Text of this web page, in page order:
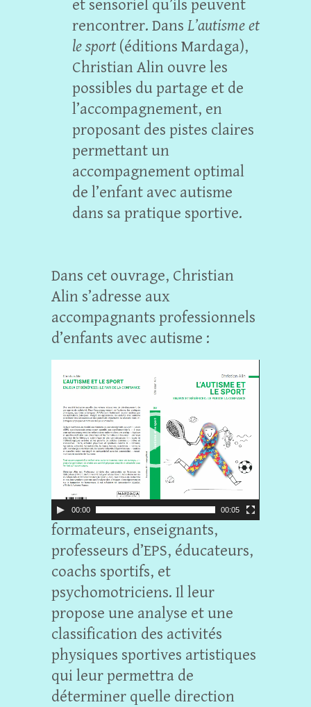
et sensoriel qu’ils peuvent
rencontrer. Dans L’autisme et
le sport (éditions Mardaga),
Christian Alin ouvre les
possibles du partage et de
l’accompagnement, en
proposant des pistes claires
permettant un
accompagnement optimal
de l’enfant avec autisme
dans sa pratique sportive.
Dans cet ouvrage, Christian
Alin s’adresse aux
accompagnants professionnels
d’enfants avec autisme :
d
é
o
00:00 00:05
formateurs, enseignants,
professeurs d’EPS, éducateurs,
coachs sportifs, et
psychomotriciens. Il leur
propose une analyse et une
classification des activités
physiques sportives artistiques
qui leur permettra de
déterminer quelle direction